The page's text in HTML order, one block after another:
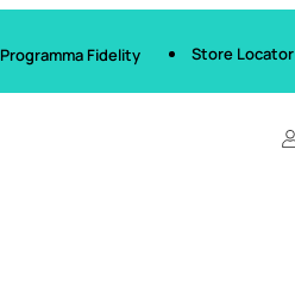
Programma Fidelity Store Locator